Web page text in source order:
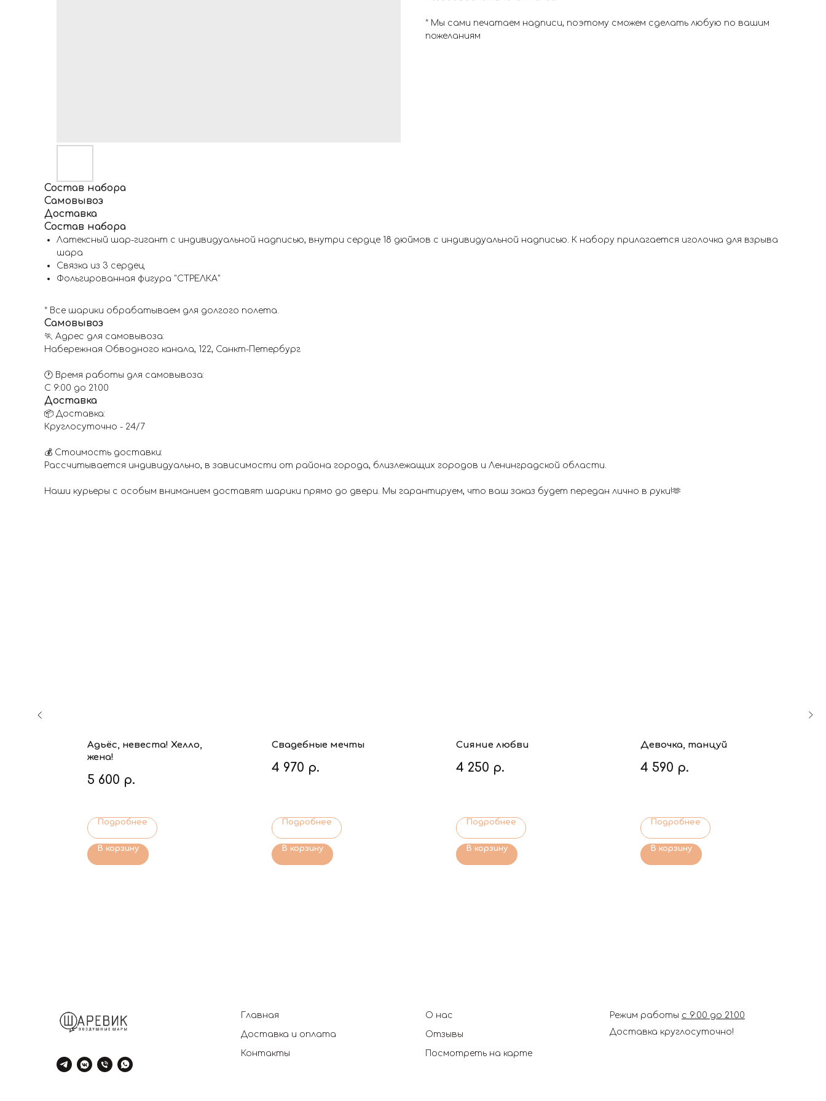
* Мы сами печатаем надписи, поэтому сможем сделать любую по вашим
пожеланиям
Состав набора
Самовывоз
Доставка
Состав набора
Латексный шар-гигант с индивидуальной надписью, внутри сердце 18 дюймов с индивидуальной надписью. К набору прилагается иголочка для взрыва
шара
Связка из 3 сердец
Фольгированная фигура "СТРЕЛКА"
* Все шарики обрабатываем для долгого полета.
Самовывоз
🏃 Адрес для самовывоза:
Набережная Обводного канала, 122, Санкт-Петербург
🕐 Время работы для самовывоза:
С 9:00 до 21:00
Доставка
📦 Доставка:
Круглосуточно - 24/7
💰 Стоимость доставки:
Рассчитывается индивидуально, в зависимости от района города, близлежащих городов и Ленинградской области.
Наши курьеры с особым вниманием доставят шарики прямо до двери. Мы гарантируем, что ваш заказ будет передан лично в руки!🫶
Адьёс, невеста! Хелло,
жена!
5 600 р.
Подробнее
В корзину
Свадебные мечты
4 970 р.
Подробнее
В корзину
Сияние любви
4 250 р.
Подробнее
В корзину
Девочка, танцуй
4 590 р.
Подробнее
В корзину
Главная
Доставка и оплата
Контакты
О нас
Отзывы
Посмотреть на карте
Режим работы с 9:00 до 21:00
Доставка круглосуточно!